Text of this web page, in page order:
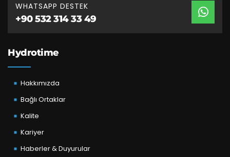
WHATSAPP DESTEK
+90 532 314 33 49
Hydrotime
Hakkımızda
Bağlı Ortaklar
Kalite
Kariyer
Haberler & Duyurular